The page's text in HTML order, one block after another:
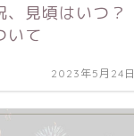
見頃はいつ？
いて
2023年5月24日